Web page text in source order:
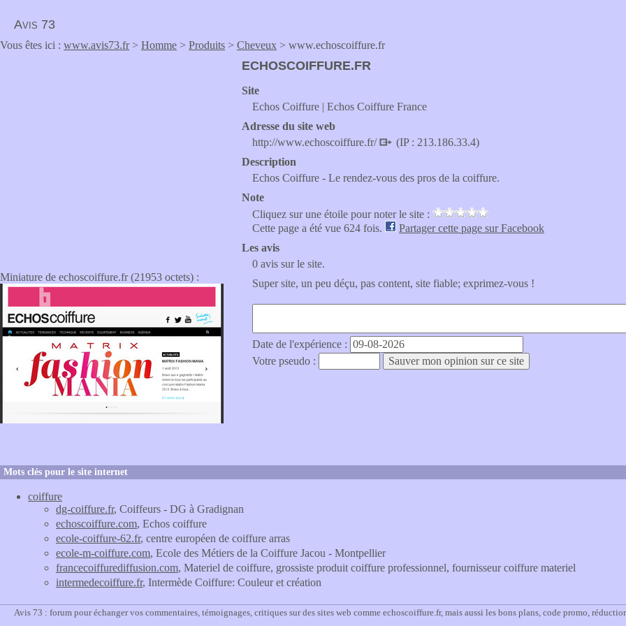
Avis 73
Vous êtes ici : www.avis73.fr> Homme > Produits > Cheveux > www.echoscoiffure.fr
Miniature de echoscoiffure.fr (21953 octets) :
ECHOSCOIFFURE.FR
Site
Echos Coiffure | Echos Coiffure France
Adresse du site web
http://www.echoscoiffure.fr/
(IP : 213.186.33.4)
Description
Echos Coiffure - Le rendez-vous des pros de la coiffure.
Note
Cliquez sur une étoile pour noter le site :
Cette page a été vue 624 fois.
Partager cette page sur Facebook
Les avis
0 avis sur le site.
Super site, un peu déçu, pas content, site fiable; exprimez-vous !
Date de l'expérience :
Votre pseudo :
Mots clés pour le site internet
coiffure
dg-coiffure.fr, Coiffeurs - DG à Gradignan
echoscoiffure.com, Echos coiffure
ecole-coiffure-62.fr, centre européen de coiffure arras
ecole-m-coiffure.com, Ecole des Métiers de la Coiffure Jacou - Montpellier
francecoiffurediffusion.com, Materiel de coiffure, grossiste produit coiffure professionnel, fournisseur coiffure materiel
intermedecoiffure.fr, Intermède Coiffure: Couleur et création
Avis 73 : forum pour échanger vos commentaires, témoignages, critiques sur des sites web comme echoscoiffure.fr, mais aussi les bons plans, code promo,